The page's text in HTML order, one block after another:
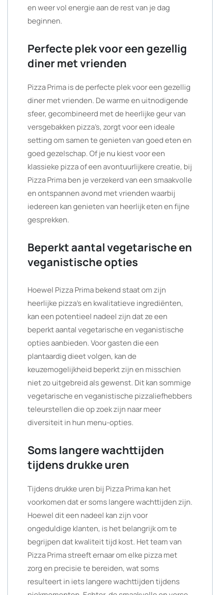
en weer vol energie aan de rest van je dag
beginnen.
Perfecte plek voor een gezellig
diner met vrienden
Pizza Prima is de perfecte plek voor een gezellig
diner met vrienden. De warme en uitnodigende
sfeer, gecombineerd met de heerlijke geur van
versgebakken pizza’s, zorgt voor een ideale
setting om samen te genieten van goed eten en
goed gezelschap. Of je nu kiest voor een
klassieke pizza of een avontuurlijkere creatie, bij
Pizza Prima ben je verzekerd van een smaakvolle
en ontspannen avond met vrienden waarbij
iedereen kan genieten van heerlijk eten en fijne
gesprekken.
Beperkt aantal vegetarische en
veganistische opties
Hoewel Pizza Prima bekend staat om zijn
heerlijke pizza’s en kwalitatieve ingrediënten,
kan een potentieel nadeel zijn dat ze een
beperkt aantal vegetarische en veganistische
opties aanbieden. Voor gasten die een
plantaardig dieet volgen, kan de
keuzemogelijkheid beperkt zijn en misschien
niet zo uitgebreid als gewenst. Dit kan sommige
vegetarische en veganistische pizzaliefhebbers
teleurstellen die op zoek zijn naar meer
diversiteit in hun menu-opties.
Soms langere wachttijden
tijdens drukke uren
Tijdens drukke uren bij Pizza Prima kan het
voorkomen dat er soms langere wachttijden zijn.
Hoewel dit een nadeel kan zijn voor
ongeduldige klanten, is het belangrijk om te
begrijpen dat kwaliteit tijd kost. Het team van
Pizza Prima streeft ernaar om elke pizza met
zorg en precisie te bereiden, wat soms
resulteert in iets langere wachttijden tijdens